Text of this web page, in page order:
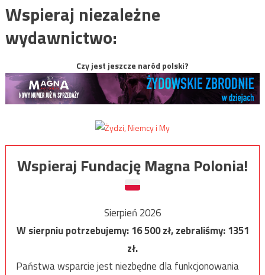
Wspieraj niezależne
wydawnictwo:
Czy jest jeszcze naród polski?
Wspieraj Fundację Magna Polonia!
Sierpień 2026
W sierpniu potrzebujemy:16 500zł, zebraliśmy:1351
zł.
Państwa wsparcie jest niezbędne dla funkcjonowania